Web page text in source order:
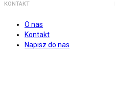
KONTAKT
O nas
Kontakt
Napisz do nas